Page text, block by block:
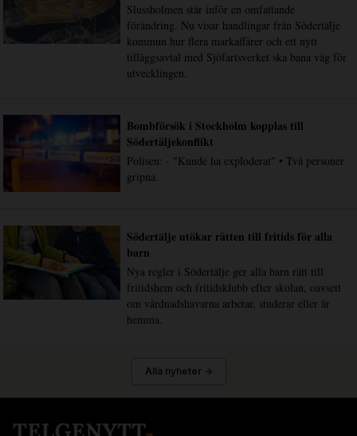
Slussholmen står inför en omfattande
förändring. Nu visar handlingar från Södertälje
kommun hur flera markaffärer och ett nytt
tilläggsavtal med Sjöfartsverket ska bana väg för
utvecklingen.
Bombförsök i Stockholm kopplas till
Södertäljekonflikt
Polisen: - "Kunde ha exploderat" • Två personer
gripna.
Södertälje utökar rätten till fritids för alla
barn
Nya regler i Södertälje ger alla barn rätt till
fritidshem och fritidsklubb efter skolan, oavsett
om vårdnadshavarna arbetar, studerar eller är
hemma.
Alla nyheter →